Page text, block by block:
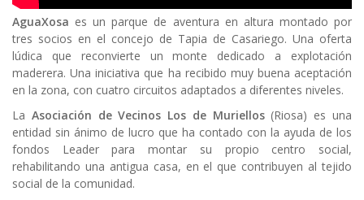
Body
AguaXosa es un parque de aventura en altura montado por
tres socios en el concejo de Tapia de Casariego. Una oferta
lúdica que reconvierte un monte dedicado a explotación
maderera. Una iniciativa que ha recibido muy buena aceptación
en la zona, con cuatro circuitos adaptados a diferentes niveles.
La Asociación de Vecinos Los de Muriellos(Riosa) es una
entidad sin ánimo de lucro que ha contado con la ayuda de los
fondos Leader para montar su propio centro social,
rehabilitando una antigua casa, en el que contribuyen al tejido
social de la comunidad.